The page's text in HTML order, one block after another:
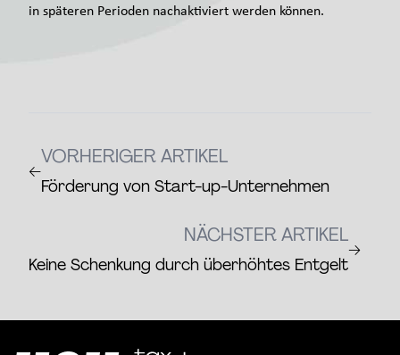
in späteren Perioden nachaktiviert werden können.
←VORHERIGER ARTIKEL
Förderung von Start-up-Unternehmen
NÄCHSTER ARTIKEL
Keine Schenkung durch überhöhtes Entgelt
→